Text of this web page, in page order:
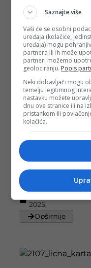
Oglasili se iz
IDDEEA-e o
zastoju
prilikom
izdavanja ličnih
dokumenata
Objavljeno:31. 03.
2025.
Opširnije
Pasoši bh.
građana na
‘dark webu’:
Kako zaštititi
lične podatke
od krađe?
Objavljeno:12. 02.
2025.
Opširnije
Saznajte više
Vaši će se osobni
uređaja (kolačiće,
uređaja) mogu
partnera ili ih može
partneri možemo
geolociranju. Popis
Neki dobavljači mogu
temelju legitimnog
nastavku možete
dnu ove stranice ili na
pristankom ili
kolačića.